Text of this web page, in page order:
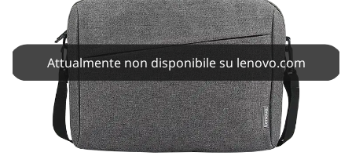
Attualmente non disponibile su lenovo.com